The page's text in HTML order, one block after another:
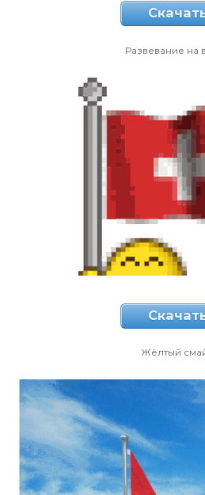
Развевание на
Жёлтый